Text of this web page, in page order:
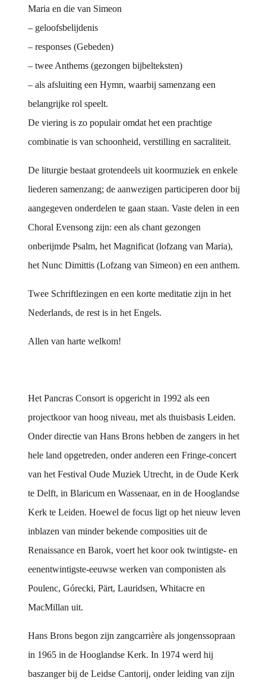
Maria en die van Simeon
– geloofsbelijdenis
– responses (Gebeden)
– twee Anthems (gezongen bijbelteksten)
– als afsluiting een Hymn, waarbij samenzang een
belangrijke rol speelt.
De viering is zo populair omdat het een prachtige
combinatie is van schoonheid, verstilling en sacraliteit.
De liturgie bestaat grotendeels uit koormuziek en enkele
liederen samenzang; de aanwezigen participeren door bij
aangegeven onderdelen te gaan staan. Vaste delen in een
Choral Evensong zijn: een als chant gezongen
onberijmde Psalm, het Magnificat (lofzang van Maria),
het Nunc Dimittis (Lofzang van Simeon) en een anthem.
Twee Schriftlezingen en een korte meditatie zijn in het
Nederlands, de rest is in het Engels.
Allen van harte welkom!
Het Pancras Consort is opgericht in 1992 als een
projectkoor van hoog niveau, met als thuisbasis Leiden.
Onder directie van Hans Brons hebben de zangers in het
hele land opgetreden, onder anderen een Fringe-concert
van het Festival Oude Muziek Utrecht, in de Oude Kerk
te Delft, in Blaricum en Wassenaar, en in de Hooglandse
Kerk te Leiden. Hoewel de focus ligt op het nieuw leven
inblazen van minder bekende composities uit de
Renaissance en Barok, voert het koor ook twintigste- en
eenentwintigste-eeuwse werken van componisten als
Poulenc, Górecki, Pärt, Lauridsen, Whitacre en
MacMillan uit.
Hans Brons begon zijn zangcarrière als jongenssopraan
in 1965 in de Hooglandse Kerk. In 1974 werd hij
baszanger bij de Leidse Cantorij, onder leiding van zijn